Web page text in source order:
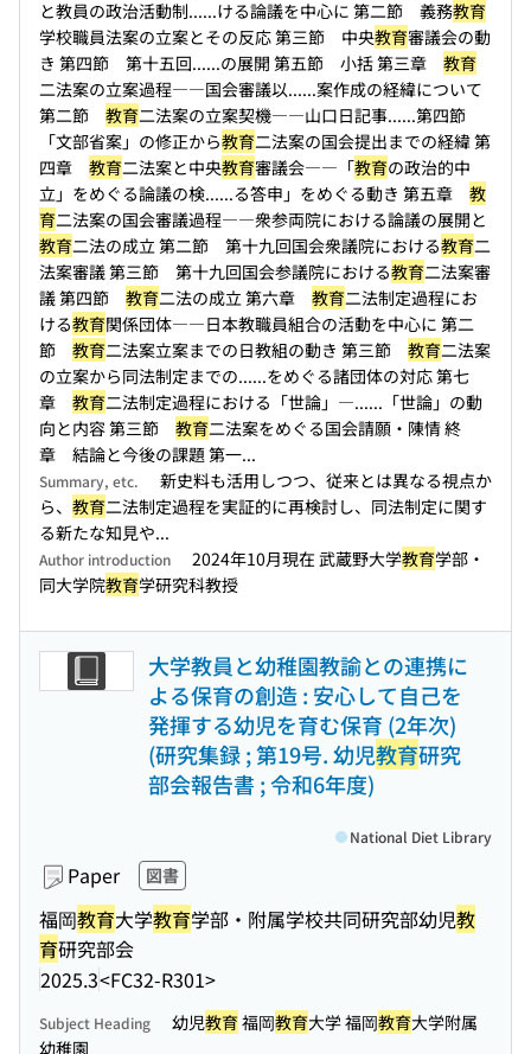
と教員の政治活動制......ける論議を中心に 第二節 義務教育
学校職員法案の立案とその反応 第三節 中央教育審議会の動
き 第四節 第十五回......の展開 第五節 小括 第三章 教育
二法案の立案過程――国会審議以......案作成の経緯について
第二節 教育二法案の立案契機――山口日記事......第四節
「文部省案」の修正から教育二法案の国会提出までの経緯 第
四章 教育二法案と中央教育審議会――「教育の政治的中
立」をめぐる論議の検......る答申」をめぐる動き 第五章 教
育二法案の国会審議過程――衆参両院における論議の展開と
教育二法の成立 第二節 第十九回国会衆議院における教育二
法案審議 第三節 第十九回国会参議院における教育二法案審
議 第四節 教育二法の成立 第六章 教育二法制定過程にお
ける教育関係団体――日本教職員組合の活動を中心に 第二
節 教育二法案立案までの日教組の動き 第三節 教育二法案
の立案から同法制定までの......をめぐる諸団体の対応 第七
章 教育二法制定過程における「世論」―......「世論」の動
向と内容 第三節 教育二法案をめぐる国会請願・陳情 終
章 結論と今後の課題 第一...
Summary, etc.
新史料も活用しつつ、従来とは異なる視点か
ら、 教育二法制定過程を実証的に再検討し、同法制定に関す
る新たな知見や...
Author introduction 2024年10月現在 武蔵野大学教育学部・
同大学院教育学研究科教授
大学教員と幼稚園教諭との連携に
よる保育の創造 : 安心して自己を
発揮する幼児を育む保育 (2年次)
(研究集録 ; 第19号. 幼児教育研究
部会報告書 ; 令和6年度)
Paper 図書
福岡教育大学教育学部・附属学校共同研究部幼児教
育研究部会
2025.3<FC32-R301>
National Diet Library
Subject Heading 幼児教育福岡教育大学 福岡教育大学附属
幼稚園